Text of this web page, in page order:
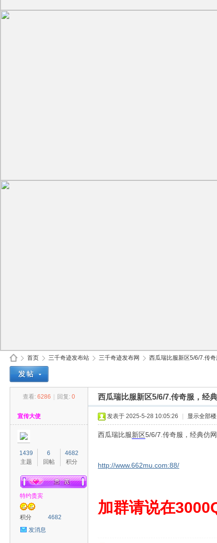
首页
›
三千奇迹发布站 三千奇迹发布网
›
西瓜瑞比服新区5/6/7.传
查看: 6286 回复: 0 西瓜瑞比服新区5/6/7.传奇服，经
宣传大使
1439
主题
6
回帖
4682
积分
特约贵宾
积分
4682
发消息
发表于 2025-5-28 10:05:26 显示全部
西瓜瑞比服新区5/6/7.传奇服，经典仿
http://www.662mu.com:88/
加群请说在